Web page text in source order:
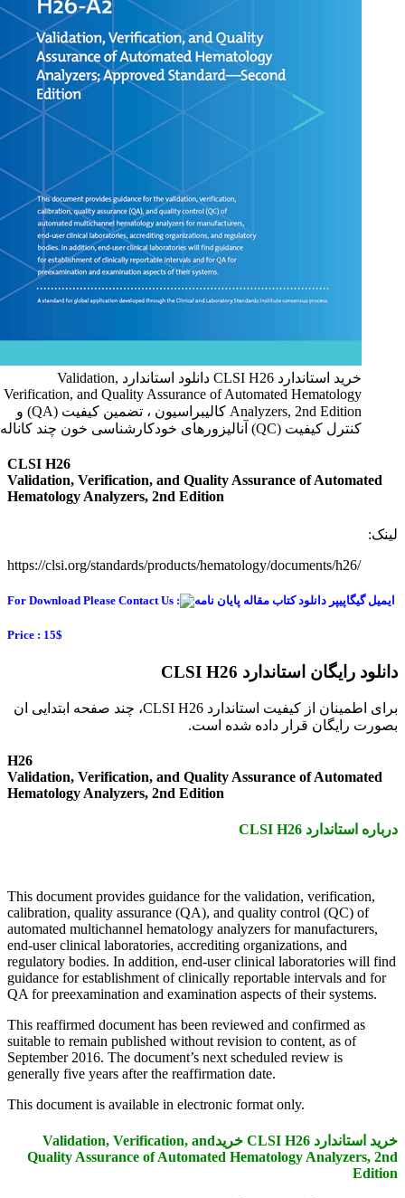
خرید استاندارد CLSI H26 دانلود استاندارد Validation,
Verification, and Quality Assurance of Automated Hematology
Analyzers, 2nd Edition کالیبراسیون ، تضمین کیفیت (QA) و
کنترل کیفیت (QC) آنالیزورهای خودکارشناسی خون چند کاناله
CLSI H26
Validation, Verification, and Quality Assurance of Automated
Hematology Analyzers, 2nd Edition
لینک:
https://clsi.org/standards/products/hematology/documents/h26/
For Download Please Contact Us :
Price : 15$
دانلود رایگان استاندارد CLSI H26
برای اطمینان از کیفیت استاندارد CLSI H26، چند صفحه ابتدایی ان
بصورت رایگان قرار داده شده است.
H26
Validation, Verification, and Quality Assurance of Automated
Hematology Analyzers, 2nd Edition
درباره استاندارد CLSI H26
This document provides guidance for the validation, verification,
calibration, quality assurance (QA), and quality control (QC) of
automated multichannel hematology analyzers for manufacturers,
end-user clinical laboratories, accrediting organizations, and
regulatory bodies. In addition, end-user clinical laboratories will find
guidance for establishment of clinically reportable intervals and for
QA for preexamination and examination aspects of their systems.
This reaffirmed document has been reviewed and confirmed as
suitable to remain published without revision to content, as of
September 2016. The document’s next scheduled review is
generally five years after the reaffirmation date.
This document is available in electronic format only.
خرید استاندارد CLSI H26 خریدValidation, Verification, and
Quality Assurance of Automated Hematology Analyzers, 2nd
Edition